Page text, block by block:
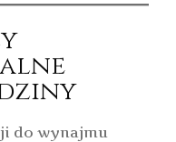
do wynajmu